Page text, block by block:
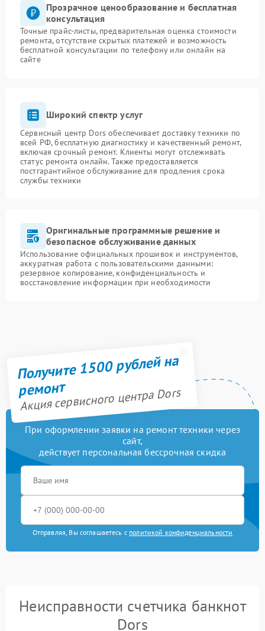
Прозрачное ценообразование и бесплатная
консультация
Точные прайс-листы, предварительная оценка стоимости
ремонта, отсутствие скрытых платежей и возможность
бесплатной консультации по телефону или онлайн на
сайте
Широкий спектр услуг
Сервисный центр Dors обеспечивает доставку техники по
всей РФ, бесплатную диагностику и качественный ремонт,
включая срочный ремонт. Клиенты могут отслеживать
статус ремонта онлайн. Также предоставляется
постгарантийное обслуживание для продления срока
службы техники
Оригинальные программные решение и
безопасное обслуживание данных
Использование официальных прошивок и инструментов,
аккуратная работа с пользовательскими данными:
резервное копирование, конфиденциальность и
восстановление информации при необходимости
Получите 1500 рублей на
ремонт
Акция сервисного центра Dors
При оформлении заявки на ремонт техники через
сайт,
действует персональная бессрочная скидка
Отправляя, Вы соглашаетесь с политикой конфиденциальности
Неисправности счетчика банкнот
Dors